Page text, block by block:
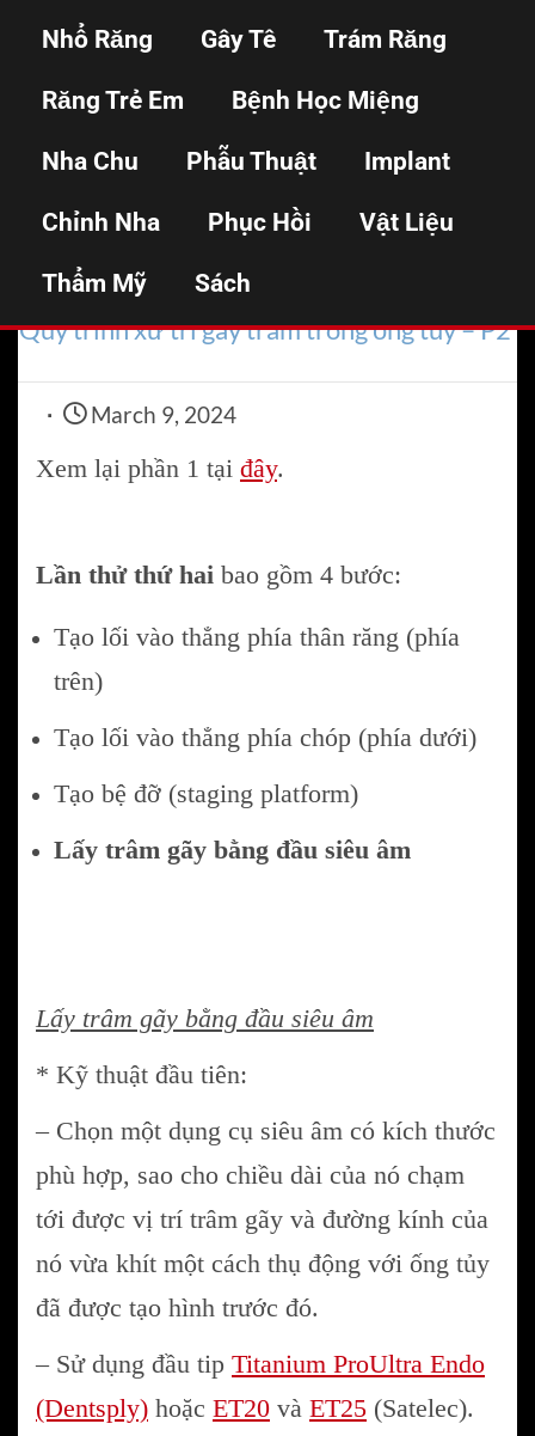
Nhổ Răng Gây Tê Trám Răng
Răng Trẻ Em Bệnh Học Miệng
Nha Chu Phẫu Thuật Implant
Chỉnh Nha Phục Hồi Vật Liệu
Thẩm Mỹ Sách
Quy trình xử trí gãy
trâm trong ống tủy –
P2
Home
Quy trình xử trí gãy trâm trong ống tủy – P2
March 9, 2024
Xem lại phần 1 tại đây.
Lần thử thứ hai bao gồm 4 bước:
Tạo lối vào thẳng phía thân răng (phía
trên)
Tạo lối vào thẳng phía chóp (phía dưới)
Tạo bệ đỡ (staging platform)
Lấy trâm gãy bằng đầu siêu âm
Lấy trâm gãy bằng đầu siêu âm
* Kỹ thuật đầu tiên:
– Chọn một dụng cụ siêu âm có kích thước
phù hợp, sao cho chiều dài của nó chạm
tới được vị trí trâm gãy và đường kính của
nó vừa khít một cách thụ động với ống tủy
đã được tạo hình trước đó.
– Sử dụng đầu tip Titanium ProUltra Endo
(Dentsply) hoặc ET20 và ET25 (Satelec).